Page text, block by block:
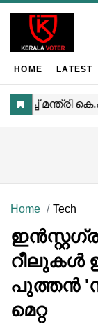
HOME LATEST
Home Tech
റീലുകൾ
പുത്തൻ
മെറ്റ